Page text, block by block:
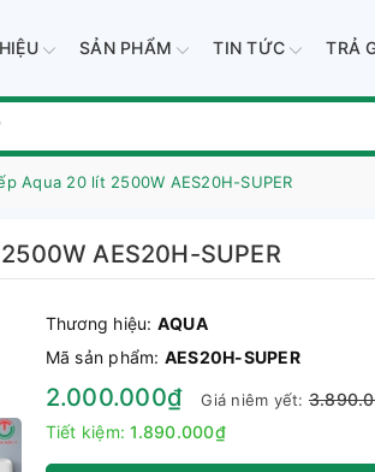
SẢN PHẨM TIN TỨC TRẢ
Aqua 20 lít 2500W AES20H-SUPER
AES20H-SUPER
Thương hiệu: AQUA
Mã sản phẩm: AES20H-SUPER
2.000.000₫ Giá niêm yết:
Tiết kiệm:1.890.000₫